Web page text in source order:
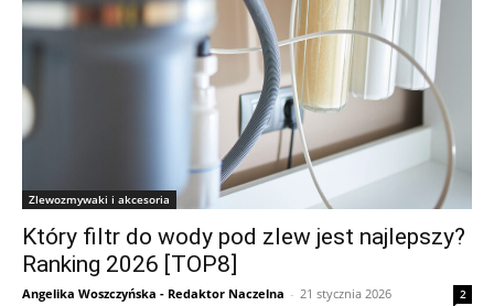
Zlewozmywaki i akcesoria
Który filtr do wody pod zlew jest najlepszy?
Ranking 2026 [TOP8]
Angelika Woszczyńska - Redaktor Naczelna - 21 stycznia 2026 2